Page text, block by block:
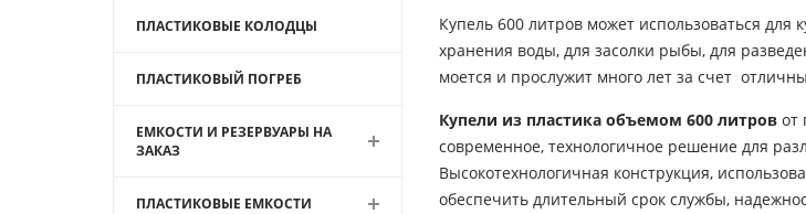
ПЛАСТИКОВЫЕ КОЛОДЦЫ
ПЛАСТИКОВЫЙ ПОГРЕБ
ЕМКОСТИ И РЕЗЕРВУАРЫ НА
ЗАКАЗ
ПЛАСТИКОВЫЕ ЕМКОСТИ
Купель 600 литров может использоваться
хранения воды, для засолки рыбы, для
моется и прослужит много лет за счет
Купели из пластика объемом 600 литров от
современное, технологичное решение для
Высокотехнологичная конструкция,
обеспечить длительный срок службы,